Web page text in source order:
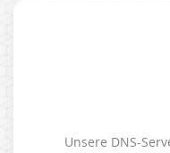
Unsere DNS-